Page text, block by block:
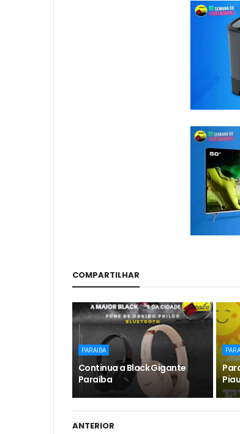
COMPARTILHAR
PARAIBA
Continua a Black Gigante
Paraíba
ANTERIOR